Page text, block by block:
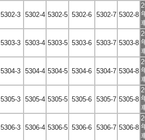
5302-3 5302-4 5302-5 5302-6 5302-7 5302-8
5303-3 5303-4 5303-5 5303-6 5303-7 5303-8
5304-3 5304-4 5304-5 5304-6 5304-7 5304-8
5305-3 5305-4 5305-5 5305-6 5305-7 5305-8
5306-3 5306-4 5306-5 5306-6 5306-7 5306-8